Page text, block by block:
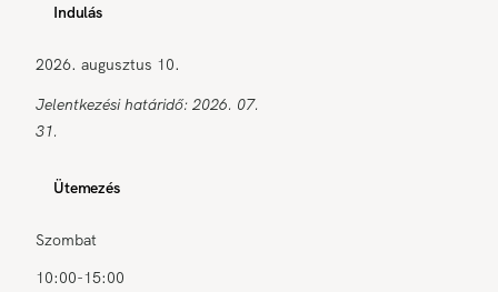
Indulás
2026. augusztus 10.
Jelentkezési határidő: 2026. 07.
31.
Ütemezés
Szombat
10:00-15:00